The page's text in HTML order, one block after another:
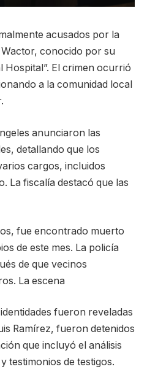
acusados por la
conocido por su
Hospital”. El crimen ocurrió
a la comunidad local
anunciaron las
detallando que los
cargos, incluidos
La fiscalía destacó que las
fue encontrado muerto
de este mes. La policía
de que vecinos
La escena
fueron reveladas
Ramírez, fueron detenidos
que incluyó el análisis
testimonios de testigos.